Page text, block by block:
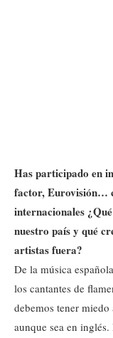
Has participado en
factor, Eurovisión…
internacionales
nuestro país y qué
artistas fuera?
De la música
los cantantes de
debemos tener
aunque sea en